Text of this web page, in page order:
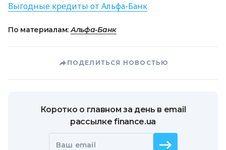
Выгодные кредиты от Альфа-Банк
По материалам:Альфа-Банк
ПОДЕЛИТЬСЯ НОВОСТЬЮ
Коротко о главном за день в email
рассылке finance.ua
Ваш email